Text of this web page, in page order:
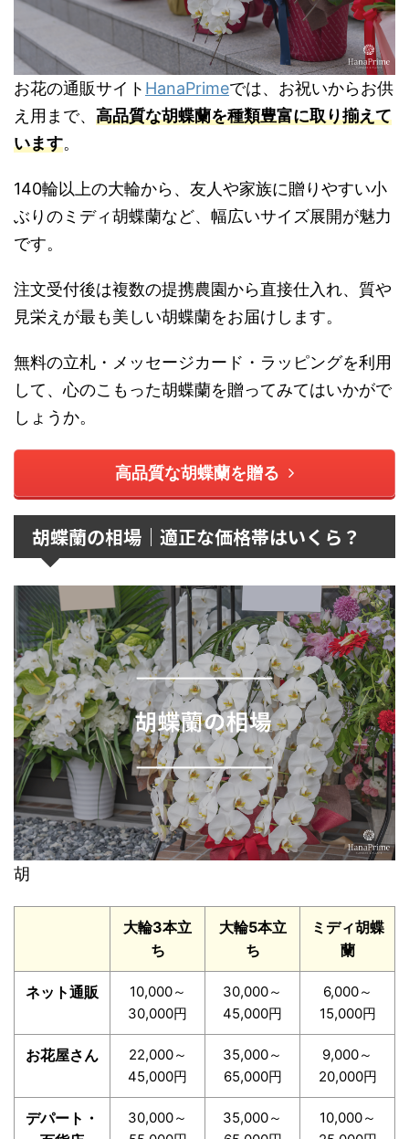
お花の通販サイト HanaPrimeでは、お祝いからお供
え用まで、 高品質な胡蝶蘭を種類豊富に取り揃えて
います。
140輪以上の大輪から、友人や家族に贈りやすい小
ぶりのミディ胡蝶蘭など、幅広いサイズ展開が魅力
です。
注文受付後は複数の提携農園から直接仕入れ、質や
見栄えが最も美しい胡蝶蘭をお届けします。
無料の立札・メッセージカード・ラッピングを利用
して、心のこもった胡蝶蘭を贈ってみてはいかがで
しょうか。
高品質な胡蝶蘭を贈る
胡蝶蘭の相場｜適正な価格帯はいくら？
胡
大輪3本立
ち
大輪5本立
ち
ミディ胡蝶
蘭
ネット通販
10,000～
30,000円
30,000～
45,000円
6,000～
15,000円
お花屋さん
22,000～
45,000円
35,000～
65,000円
9,000～
20,000円
デパート・
30,000～
35,000～
10,000～